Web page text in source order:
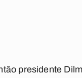
presidente